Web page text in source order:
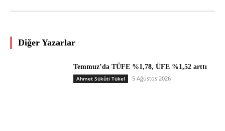
Diğer Yazarlar
Temmuz’da TÜFE %1,78, ÜFE %1,52 arttı
Ahmet Sükûti Tükel 5 Ağustos 2026